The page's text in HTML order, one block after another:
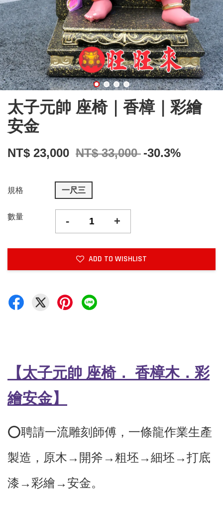
太子元帥 座椅｜香樟｜彩繪
安金
NT$ 23,000 NT$ 33,000 -30.3%
規格 一尺三
數量 - +
ADD TO WISHLIST
【太子元帥 座椅．
香樟木．彩
繪安金】
⭕️聘請一流雕刻師傅， 一條龍作業生產
製造，原木→開斧→粗坯→細坯→打底
漆→彩繪→安金。